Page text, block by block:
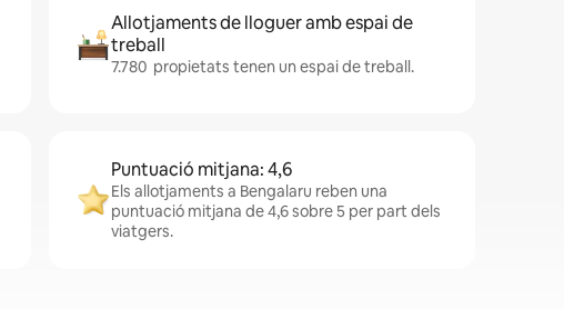
Allotjaments de lloguer amb espai de
treball
7.780 propietats tenen un espai de treball.
Puntuació mitjana: 4,6
Els allotjaments a Bengalaru reben una
puntuació mitjana de 4,6 sobre 5 per part dels
viatgers.